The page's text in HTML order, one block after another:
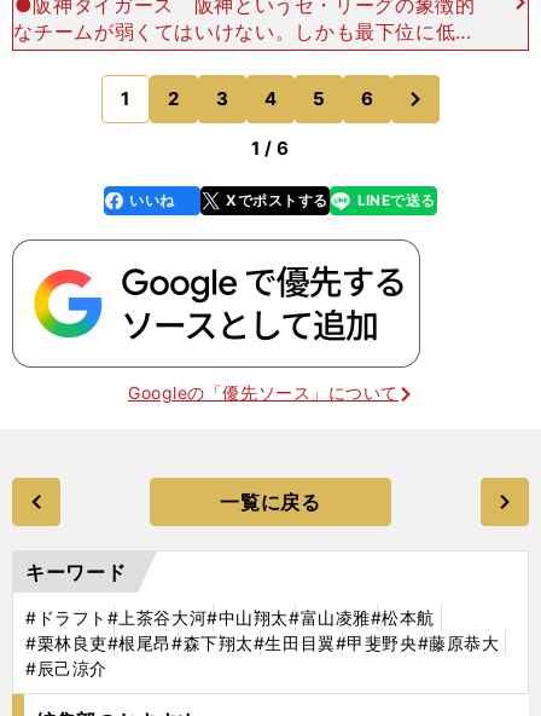
なチームが弱くてはいけない。しかも最下位に低迷
しているようでは、プロ野球界の繁栄にも関わって
くる。 そんな阪神を立て直す手立てはある。一に
も二にも打線
1 2 3 4 5 6
のページへ
1 / 6
faceboo
k
いいね Xでポストする
line LINEで送る
Googleの「優先ソース」について
一覧に戻る
キーワード
#ドラフト #上茶谷大河#中山翔太#富山凌雅#松本航
#栗林良吏#根尾昂#森下翔太#生田目翼#甲斐野央#藤原恭大
#辰己涼介